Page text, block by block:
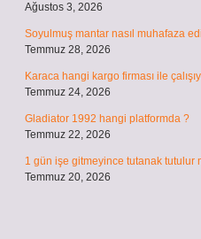
Ağustos 3, 2026
Soyulmuş mantar nasıl muhafaza
Temmuz 28, 2026
Karaca hangi kargo firması ile
Temmuz 24, 2026
Gladiator 1992 hangi platformda ?
Temmuz 22, 2026
1 gün işe gitmeyince tutanak tutulur
Temmuz 20, 2026